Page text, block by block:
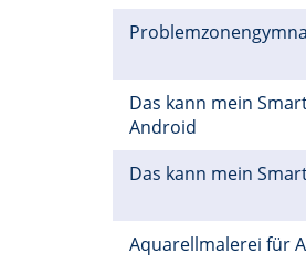
Das kann mein
Android
Das kann mein
Aquarellmalerei für